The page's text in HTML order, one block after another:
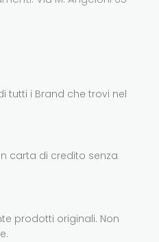
tutti i Brand che trovi nel
carta di credito senza
prodotti originali. Non